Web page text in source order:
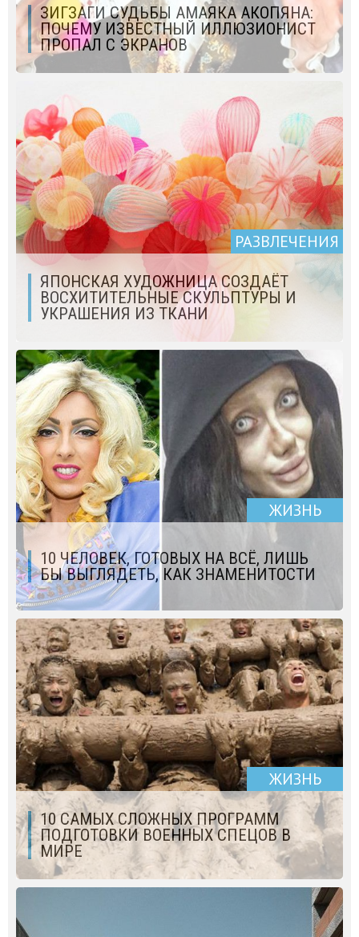
ЗИГЗАГИ СУДЬБЫ АМАЯКА АКОПЯНА:
ПОЧЕМУ ИЗВЕСТНЫЙ ИЛЛЮЗИОНИСТ
ПРОПАЛ С ЭКРАНОВ
РАЗВЛЕЧЕНИЯ
ЯПОНСКАЯ ХУДОЖНИЦА СОЗДАЁТ
ВОСХИТИТЕЛЬНЫЕ СКУЛЬПТУРЫ И
УКРАШЕНИЯ ИЗ ТКАНИ
ЖИЗНЬ
10 ЧЕЛОВЕК, ГОТОВЫХ НА ВСЁ, ЛИШЬ
БЫ ВЫГЛЯДЕТЬ, КАК ЗНАМЕНИТОСТИ
ЖИЗНЬ
10 САМЫХ СЛОЖНЫХ ПРОГРАММ
ПОДГОТОВКИ ВОЕННЫХ СПЕЦОВ В
МИРЕ